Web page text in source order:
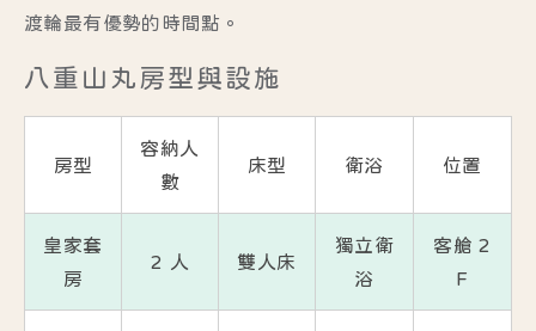
渡輪最有優勢的時間點。
八重山丸房型與設施
房型
容納人
數
床型 衛浴 位置
皇家套
房
2 人 雙人床
獨立衛
浴
客艙 2
F